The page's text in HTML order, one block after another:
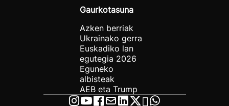
Gaurkotasuna
Azken berriak
Ukrainako gerra
Euskadiko lan
egutegia 2026
Eguneko
albisteak
AEB eta Trump